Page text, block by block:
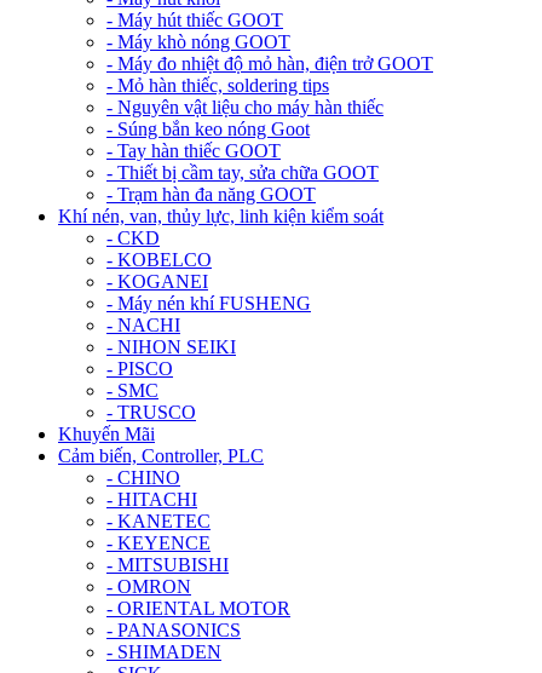
- Máy hút thiếc GOOT
- Máy khò nóng GOOT
- Máy đo nhiệt độ mỏ hàn, điện trở GOOT
- Mỏ hàn thiếc, soldering tips
- Nguyên vật liệu cho máy hàn thiếc
- Súng bắn keo nóng Goot
- Tay hàn thiếc GOOT
- Thiết bị cầm tay, sửa chữa GOOT
- Trạm hàn đa năng GOOT
Khí nén, van, thủy lực, linh kiện kiểm soát
- CKD
- KOBELCO
- KOGANEI
- Máy nén khí FUSHENG
- NACHI
- NIHON SEIKI
- PISCO
- SMC
- TRUSCO
Khuyến Mãi
Cảm biến, Controller, PLC
- CHINO
- HITACHI
- KANETEC
- KEYENCE
- MITSUBISHI
- OMRON
- ORIENTAL MOTOR
- PANASONICS
- SHIMADEN